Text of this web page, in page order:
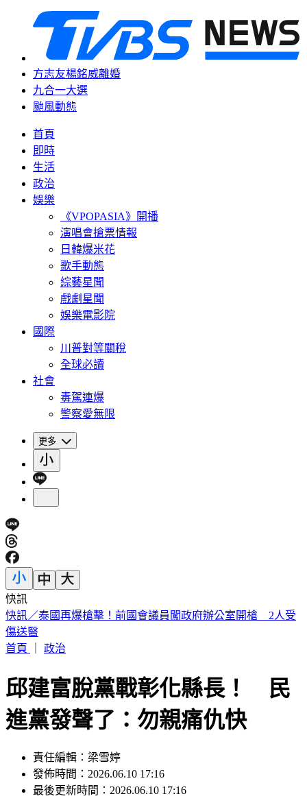
方志友楊銘威離婚
九合一大選
颱風動態
首頁
即時
生活
政治
娛樂
《VPOPASIA》開播
演唱會搶票情報
日韓爆米花
歌手動態
綜藝星聞
戲劇星聞
娛樂電影院
國際
川普對等關稅
全球必讀
社會
毒駕連爆
警察愛無限
更多
快訊
快訊／淡水國中生戲水遭大浪捲走 海巡急救援
首頁｜
邱建富脫黨戰彰化縣長！ 民
進黨發聲了：勿親痛仇快
發佈時間：2026.06.10 17:16
最後更新時間：2026.06.10 17:16